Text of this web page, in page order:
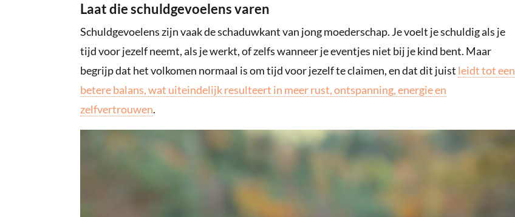
Laat die schuldgevoelens varen
Schuldgevoelens zijn vaak de schaduwkant van jong moederschap. Je voelt je schuldig als je
tijd voor jezelf neemt, als je werkt, of zelfs wanneer je eventjes niet bij je kind bent. Maar
begrijp dat het volkomen normaal is om tijd voor jezelf te claimen, en dat dit juist leidt tot een
betere balans, wat uiteindelijk resulteert in meer rust, ontspanning, energie en
zelfvertrouwen.